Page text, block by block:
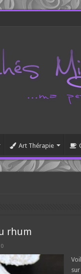
Art Thérapie
rhum
0